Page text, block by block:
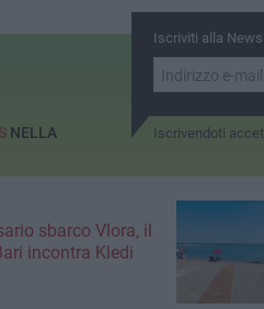
Iscriviti alla
Iscrivendoti
NELLA
sbarco Vlora, il
incontra Kledi